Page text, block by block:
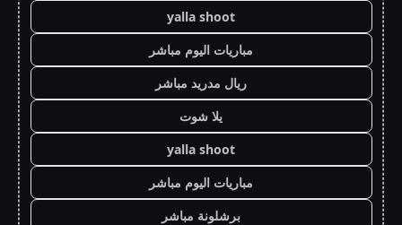
yalla shoot
مباريات اليوم مباشر
ريال مدريد مباشر
يلا شوت
yalla shoot
مباريات اليوم مباشر
برشلونة مباشر